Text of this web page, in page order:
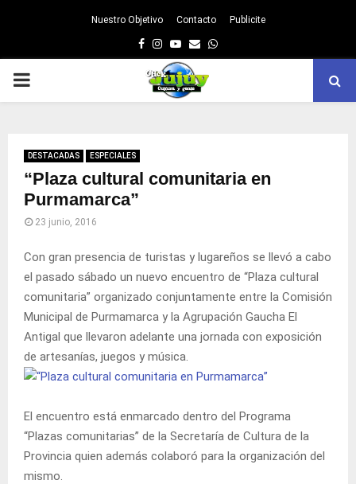
Nuestro Objetivo Contacto Publicite
Facebook
Instagram
Youtube
EmailWhatsapp
PRIMARY
DESTACADAS ESPECIALES
“Plaza cultural comunitaria en
Purmamarca”
23 junio, 2016
Con gran presencia de turistas y lugareños se llevó a cabo
el pasado sábado un nuevo encuentro de “Plaza cultural
comunitaria” organizado conjuntamente entre la Comisión
Municipal de Purmamarca y la Agrupación Gaucha El
Antigal que llevaron adelante una jornada con exposición
de artesanías, juegos y música.
El encuentro está enmarcado dentro del Programa
“Plazas comunitarias” de la Secretaría de Cultura de la
Provincia quien además colaboró para la organización del
mismo.